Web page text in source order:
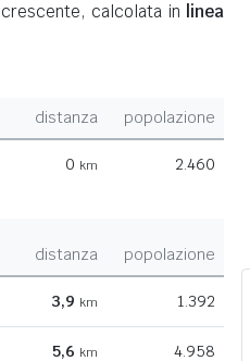
crescente, calcolata in linea
distanza popolazione
0 km 2.460
distanza popolazione
3,9 km 1.392
5,6 km 4.958